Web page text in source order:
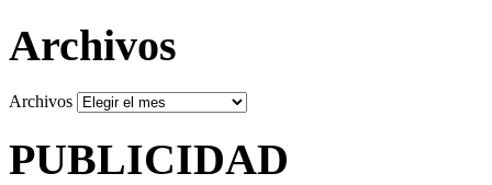
Archivos
Archivos
PUBLICIDAD